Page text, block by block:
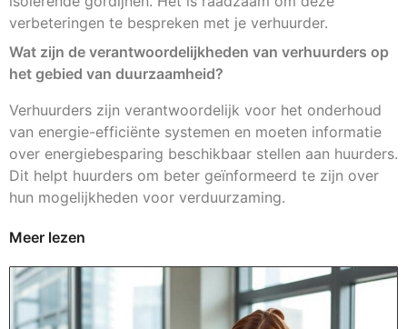
verbeteringen te bespreken met je verhuurder.
Wat zijn de verantwoordelijkheden van verhuurders op
het gebied van duurzaamheid?
Verhuurders zijn verantwoordelijk voor het onderhoud
van energie-efficiënte systemen en moeten informatie
over energiebesparing beschikbaar stellen aan huurders.
Dit helpt huurders om beter geïnformeerd te zijn over
hun mogelijkheden voor verduurzaming.
Meer lezen